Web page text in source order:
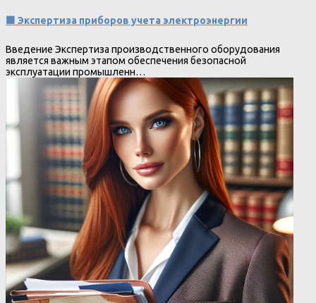
🟩 Экспертиза приборов учета электроэнергии
Введение Экспертиза производственного оборудования
является важным этапом обеспечения безопасной
эксплуатации промышленн…